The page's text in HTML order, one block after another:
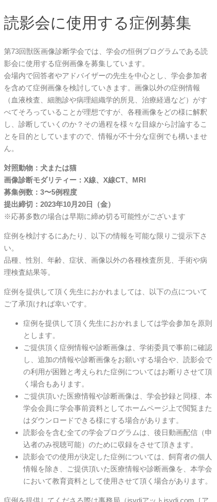
読影会に使用する症例募集
第73回獣医画像診断学会では、学会の恒例プログラムである読
影会に使用する症例画像を募集しています。
会場内で回答者やアドバイザーの先生を中心とし、学会参加者
を含めて症例画像を検討していきます。画像以外の症例情報
（血液検査、細胞診や病理組織学的所見、治療経過など）がす
べてそろっていることが理想ですが、各種画像をどの様に解釈
し、診断していくのか？その過程を様々な目線から討論するこ
とを目的としていますので、情報が不十分な症例でも構いませ
ん。
対照動物：犬または猫
画像診断モダリティー：X線、X線CT、MRI
募集例数：3〜5例程度
提出締切：2023年10月20日（金）
※応募多数の場合は早期に締め切る可能性がございます
症例を検討するにあたり、以下の情報を可能な限りご提示下さ
い。
品種、性別、年齢、症状、画像以外の各種検査所見、手術や病
理検査結果等。
症例を提供して頂く先生におかれましては、以下の点について
ご了承頂ければ幸いです。
症例を提供して頂く先生におかれましては学会参加を原則
とします。
ご提供頂く症例情報や診断画像は、学術委員で事前に確認
し、追加の情報や診断画像をお願いする場合や、読影会で
の利用が困難と考えられた症例についてはお断りさせて頂
く場合もあります。
ご提供頂いた医療情報や診断画像は、学会抄録と同様、本
学会会員に学会事前資料としてホームページ上で閲覧また
はダウンロードできる様にする場合があります。
読影会を含む全ての学会プログラムは、後日動画配信（申
込者のみ視聴可能）のために収録をさせて頂きます。
読影会での使用が決定した症例については、飼育者の個人
情報を除き、ご提供頂いた医療情報や診断画像を、本学会
において教育資料として使用させて頂く場合があります。
症例を提供してくださる際は事務局（jsvdiアットjsvdi.com［ア